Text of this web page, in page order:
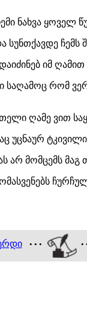
ნახვა ყოველ
სუნთქავდე
იმ
საღამოც რომ
ღამე ვით
უცნაურ
არ მომცემს
• • • •